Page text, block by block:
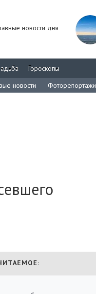
новости дня
Гороскопы
новости Фоторепортажи